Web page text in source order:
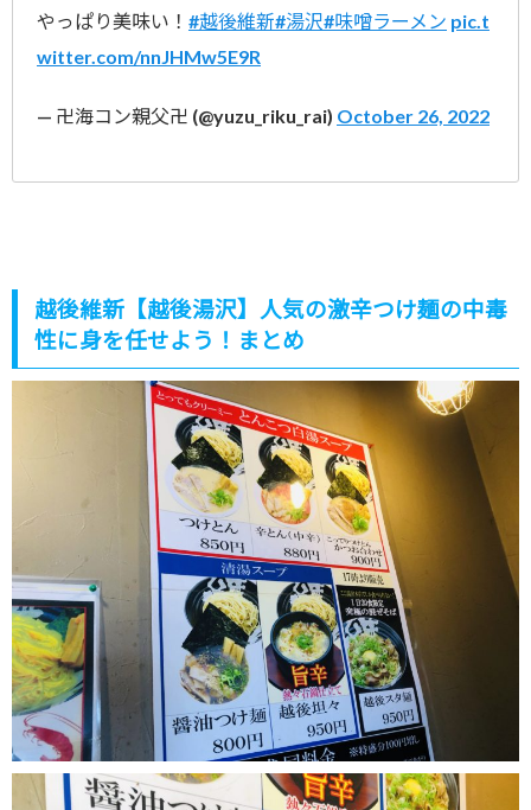
やっぱり美味い！ #越後維新#湯沢#味噌ラーメン pic.t
witter.com/nnJHMw5E9R
— 卍海コン親父卍 (@yuzu_riku_rai) October 26, 2022
越後維新【越後湯沢】人気の激辛つけ麺の中毒
性に身を任せよう！まとめ